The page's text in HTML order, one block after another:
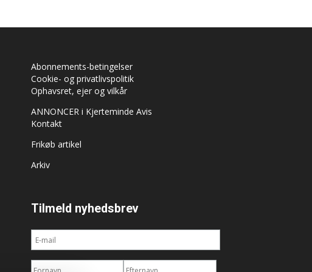
Abonnements-betingelser
Cookie- og privatlivspolitik
Ophavsret, ejer og vilkår
ANNONCER i Kjerteminde Avis
Kontakt
Frikøb artikel
Arkiv
Tilmeld nyhedsbrev